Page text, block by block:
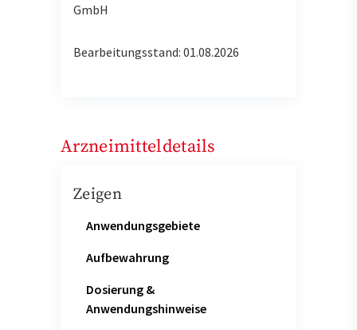
GmbH
Bearbeitungsstand: 01.08.2026
Arzneimitteldetails
Zeigen
Anwendungsgebiete
Aufbewahrung
Dosierung &
Anwendungshinweise